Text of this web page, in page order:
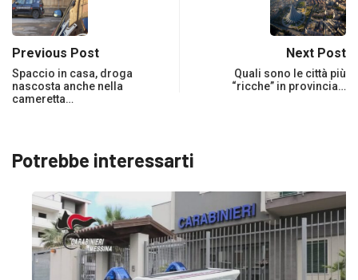
Previous Post
Spaccio in casa, droga
nascosta anche nella
cameretta…
Next Post
Quali sono le città più
“ricche” in provincia…
Potrebbe interessarti